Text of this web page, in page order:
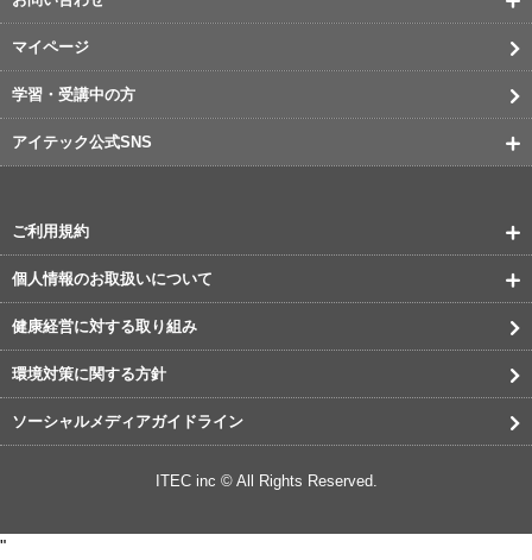
マイページ
学習・受講中の方
アイテック公式SNS
ご利用規約
個人情報のお取扱いについて
健康経営に対する取り組み
環境対策に関する方針
ソーシャルメディアガイドライン
ITEC inc © All Rights Reserved.
"